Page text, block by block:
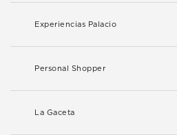
Experiencias Palacio
Personal Shopper
La Gaceta